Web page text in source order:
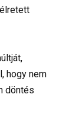
hogy nem
döntés